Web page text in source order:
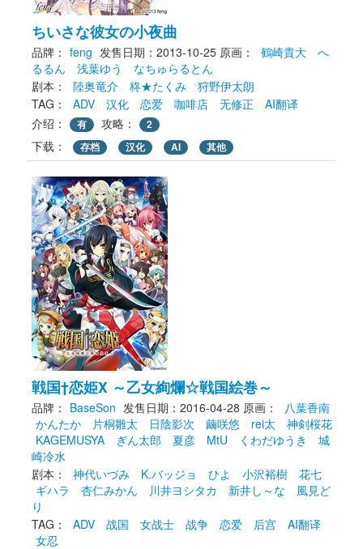
ちいさな彼女の小夜曲
品牌： feng 发售日期：2013-10-25 原画： 鶴崎貴大
へ
るるん
浅葉ゆう
なちゅらるとん
剧本：
陸奥竜介 柊★たくみ
狩野伊太朗
TAG：
ADV 汉化 恋爱 咖啡店 无修正
AI翻译
介绍：
有 攻略： 2
下载： 存档 汉化 AI 其他
戦国†恋姫X ～乙女絢爛☆戦国絵巻～
品牌： BaseSon 发售日期：2016-04-28 原画：
八葉香南
かんたか
片桐雛太 日陰影次 繭咲悠 rei太
神剣桜花
KAGEMUSYA
ぎん太郎 夏彦 MtU くわだゆうき
城
崎冷水
剧本：
神代いづみ K.バッジョ ひよ 小沢裕樹
花七
ギハラ
杏仁みかん 川井ヨシタカ 新井し～な
風見ど
り
TAG：
ADV 战国 女战士 战争 恋爱 后宫
AI翻译
女忍